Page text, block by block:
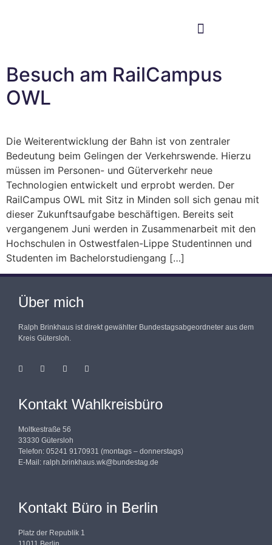
Besuch am RailCampus
OWL
Die Weiterentwicklung der Bahn ist von zentraler
Bedeutung beim Gelingen der Verkehrswende. Hierzu
müssen im Personen- und Güterverkehr neue
Technologien entwickelt und erprobt werden. Der
RailCampus OWL mit Sitz in Minden soll sich genau mit
dieser Zukunftsaufgabe beschäftigen. Bereits seit
vergangenem Juni werden in Zusammenarbeit mit den
Hochschulen in Ostwestfalen-Lippe Studentinnen und
Studenten im Bachelorstudiengang […]
Über mich
Ralph Brinkhaus ist direkt gewählter Bundestagsabgeordneter aus dem
Kreis Gütersloh.
Kontakt Wahlkreisbüro
Moltkestraße 56
33330 Gütersloh
Telefon: 05241 9170931 (montags – donnerstags)
E-Mail: ralph.brinkhaus.wk@bundestag.de
Kontakt Büro in Berlin
Platz der Republik 1